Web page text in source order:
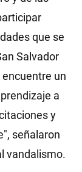
que se
Salvador
un
a
y
señalaron
vandalismo.